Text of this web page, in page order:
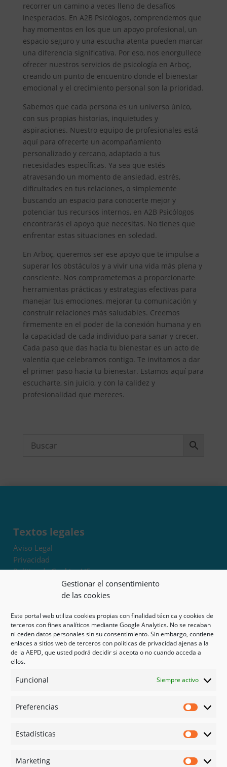
Gestionar el consentimiento
de las cookies
Este portal web utiliza cookies propias con finalidad técnica y cookies de
terceros con fines analíticos mediante Google Analytics. No se recaban
ni ceden datos personales sin su consentimiento. Sin embargo, contiene
enlaces a sitios web de terceros con políticas de privacidad ajenas a la
de la AEPD, que usted podrá decidir si acepta o no cuando acceda a
ellos.
Funcional Siempre activo
Preferencias
Estadísticas
Marketing
recorrer un camino a veces lleno de desafíos
inesperados. En A2B Psicólogos, comprendemos que
hay momentos en los que un apoyo profesional, un
espacio seguro y una escucha atenta pueden marcar
una diferencia significativa. Por eso, nos enorgullece
ofrecer nuestros servicios de psicología en Arboç,
creando un punto de encuentro donde el bienestar
emocional y el crecimiento personal son la prioridad.
Sabemos que cada persona es un universo único,
con sus propias historias, inquietudes y
aspiraciones. Nuestro equipo de profesionales está
aquí para ofrecerte un acompañamiento
personalizado y cercano, adaptado a tus
necesidades específicas. Ya sea que estés
atravesando un momento de ansiedad, estrés,
dificultades en tus relaciones, o simplemente
buscando un espacio para conocerte mejor y
potenciar tus recursos internos, en A2B Psicólogos
encontrarás el apoyo que necesitas. No tienes que
enfrentar estas situaciones en soledad.
En Arboç, queremos ser ese apoyo que te impulse a
superar los obstáculos y a vivir una vida más plena y
consciente. Nos comprometemos a proporcionarte
herramientas prácticas y estrategias efectivas para
manejar tus emociones, mejorar tu comunicación y
construir relaciones más saludables. Creemos
firmemente en el poder de la conexión humana y en
la capacidad de cada individuo para sanar y crecer.
Cada paso que das hacia tu bienestar es un acto de
valentía que celebramos contigo. Te invitamos a dar
el primer paso hacia tu bienestar. Estamos aquí para
escucharte, sin juicio, y con la calidez y
profesionalidad que mereces.
Textos legales
Aviso Legal
Privacidad
Política de Cookies UE
Términos y condiciones
Exoneración de responsabilidad
Mapa del sitio
Mi cuenta
Tienda
Psicología en Murcia
Guías
Redes sociales
Instagram
Linked in